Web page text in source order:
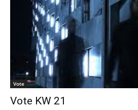
Vote
Vote KW 21